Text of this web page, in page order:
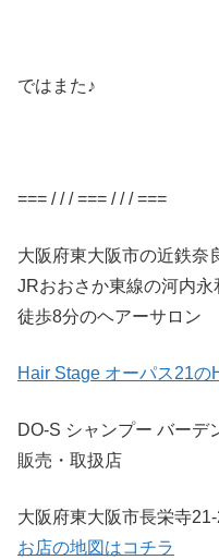
ではまた♪
=== / / / === / / / ===
大阪府東大阪市の近鉄奈
JRおおさか東線の河内永
徒歩8分のヘアーサロン
Hair Stage オーパス21の
DO-S シャンプー バーデ
販売・取扱店
大阪府東大阪市長栄寺
お店の地図はコチラ